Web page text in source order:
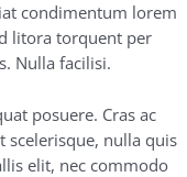
condimentum lorem
litora torquent per
Nulla facilisi.
posuere. Cras ac
scelerisque, nulla quis
elit, nec commodo